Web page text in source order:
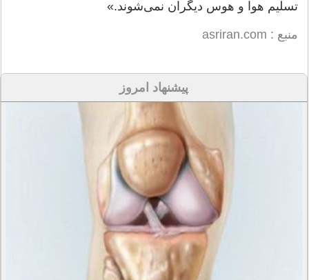
تسلیم هوا و هوس دیگران نمی‌شوند.»
منبع : asriran.com
پیشنهاد امروز